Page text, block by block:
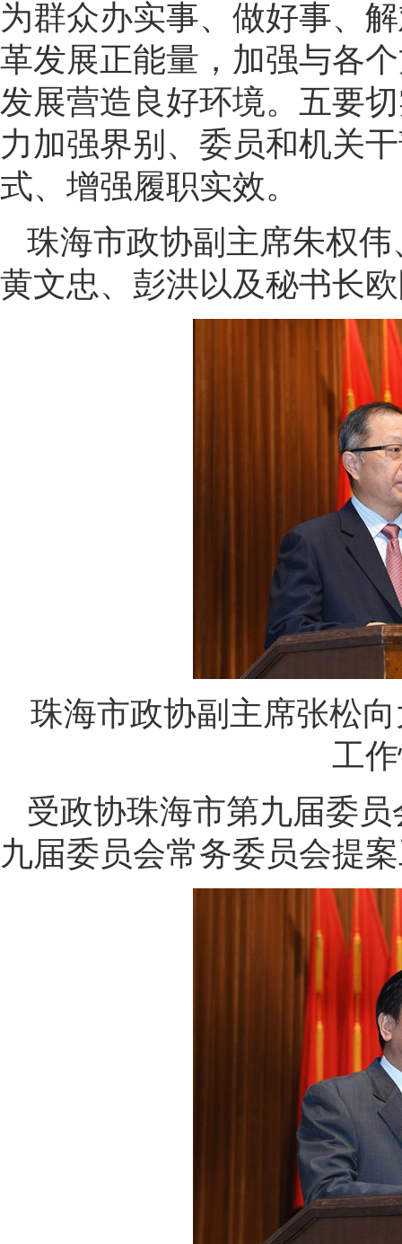
为群众办实事、做好事、
革发展正能量，加强与各
发展营造良好环境。五要
力加强界别、委员和机关
式、增强履职实效。
珠海市政协副主席朱权
黄文忠、彭洪以及秘书长
珠海市政协副主席张松
工
受政协珠海市第九届委
九届委员会常务委员会提